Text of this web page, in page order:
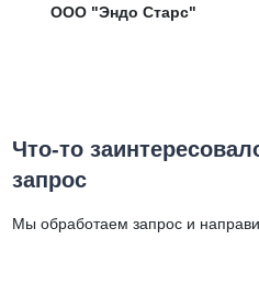
ООО "Эндо Старс"
Что-то
запрос
Мы обработаем запрос и